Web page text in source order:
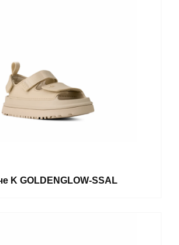
K GOLDENGLOW-SSAL